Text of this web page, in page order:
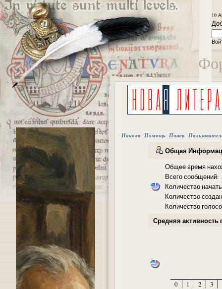
10
Начало Помощь Поиск
Общая
Общее время
Всего сообщений:
Количество
Количество
Количество
Средняя активность
0 1 2 3